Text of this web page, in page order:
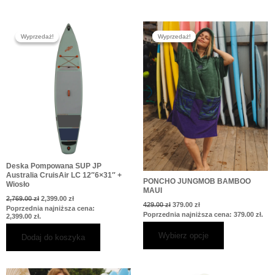
Wyprzedaż!
Wyprzedaż!
Deska Pompowana SUP JP
Australia CruisAir LC 12″6×31″ +
Wiosło
2,769.00zł
Pierwotna
wynosiła:
2,769.00 zł.
2,399.00 zł
cena
wynosi:
2,399.00 zł.
Poprzednia najniższa cena:
2,399.00 zł.
Dodaj do koszyka
Wyprzedaż!
Wyprzedaż!
PONCHO JUNGMOB BAMBOO
MAUI
429.00zł
Pierwotna
cena
wynosiła:
429.00 zł.
379.00 zł
Aktualna
cena
wynosi:
379.00 zł.
Poprzednia najniższa cena: 379.00 zł.
Wybierz opcje
Ten
produkt
ma
wiele
wariantów.
Opcje
można
wybrać
na
stronie
produktu
PierwotnaAktualnaTen